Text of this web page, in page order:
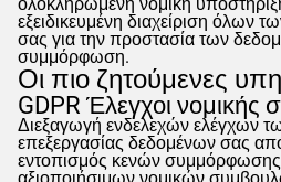
εξειδικευμένη διαχείριση όλων
σας για την προστασία των
συμμόρφωση.
Οι πιο ζητούμενες
GDPR Έλεγχοι
Διεξαγωγή ενδελεχών ελέγχων
επεξεργασίας δεδομένων σας
εντοπισμός κενών